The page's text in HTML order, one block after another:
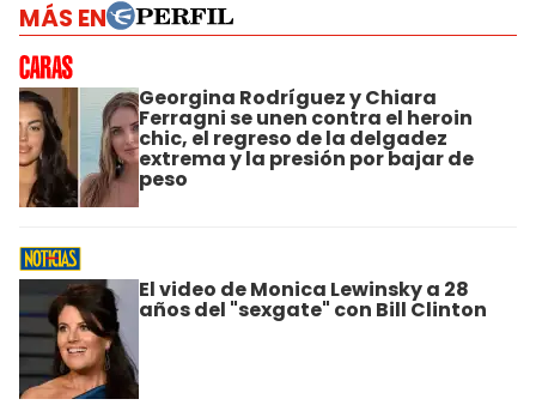
MÁS EN
Georgina Rodríguez y Chiara
Ferragni se unen contra el heroin
chic, el regreso de la delgadez
extrema y la presión por bajar de
peso
El video de Monica Lewinsky a 28
años del "sexgate" con Bill Clinton